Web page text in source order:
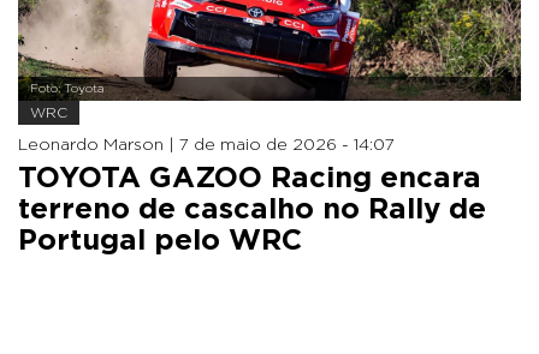
Foto: Toyota
WRC
Leonardo Marson | 7 de maio de 2026 - 14:07
TOYOTA GAZOO Racing encara
terreno de cascalho no Rally de
Portugal pelo WRC